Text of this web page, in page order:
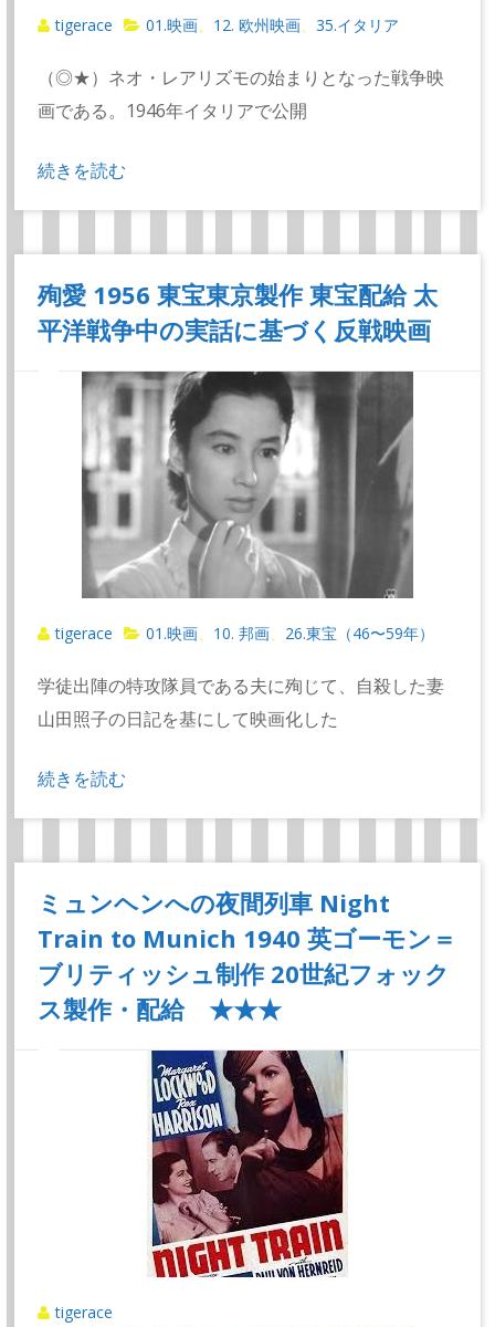
tigerace 01.映画 12. 欧州映画 、35.イタリア
（◎★）ネオ・レアリズモの始まりとなった戦争映
画である。1946年イタリアで公開
続きを読む
殉愛 1956 東宝東京製作 東宝配給 太
平洋戦争中の実話に基づく反戦映画
tigerace 01.映画 10. 邦画 26.東宝（46〜59年）
学徒出陣の特攻隊員である夫に殉じて、自殺した妻
山田照子の日記を基にして映画化した
続きを読む
ミュンヘンへの夜間列車 Night
Train to Munich 1940 英ゴーモン＝
ブリティッシュ制作 20世紀フォック
ス製作・配給 ★★★
tigerace